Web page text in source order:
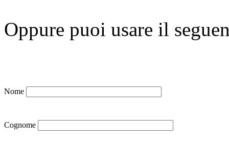
Oppure puoi usare il
Nome
Cognome